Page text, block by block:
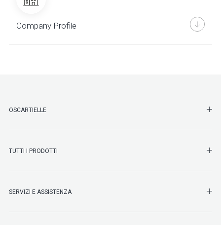
Company Profile
OSCARTIELLE
TUTTI I PRODOTTI
SERVIZI E ASSISTENZA